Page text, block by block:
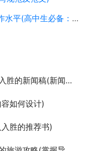
：如何写出优秀的议论文)